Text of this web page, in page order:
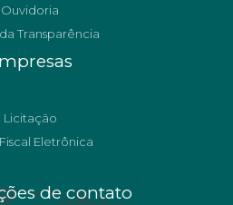
Ouvidoria
Transparência
Licitação
Eletrônica
de contato